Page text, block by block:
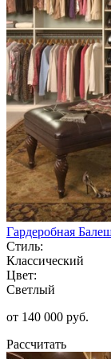
Гардеробная
Стиль:
Классический
Цвет:
Светлый
от 140 000 руб.
Рассчитать